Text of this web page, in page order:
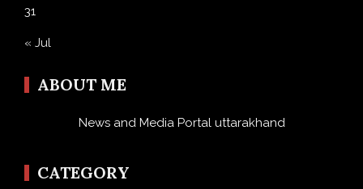
31
« Jul
ABOUT ME
News and Media Portal uttarakhand
CATEGORY